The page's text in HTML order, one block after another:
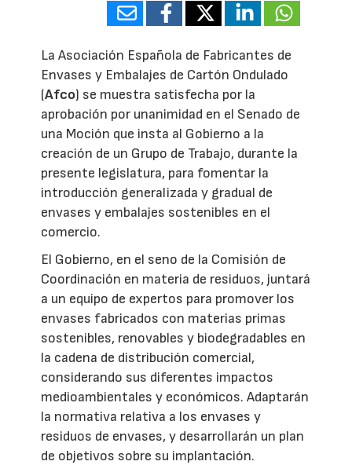
La Asociación Española de Fabricantes de
Envases y Embalajes de Cartón Ondulado
(Afco) se muestra satisfecha por la
aprobación por unanimidad en el Senado de
una Moción que insta al Gobierno a la
creación de un Grupo de Trabajo, durante la
presente legislatura, para fomentar la
introducción generalizada y gradual de
envases y embalajes sostenibles en el
comercio.
El Gobierno, en el seno de la Comisión de
Coordinación en materia de residuos, juntará
a un equipo de expertos para promover los
envases fabricados con materias primas
sostenibles, renovables y biodegradables en
la cadena de distribución comercial,
considerando sus diferentes impactos
medioambientales y económicos. Adaptarán
la normativa relativa a los envases y
residuos de envases, y desarrollarán un plan
de objetivos sobre su implantación.